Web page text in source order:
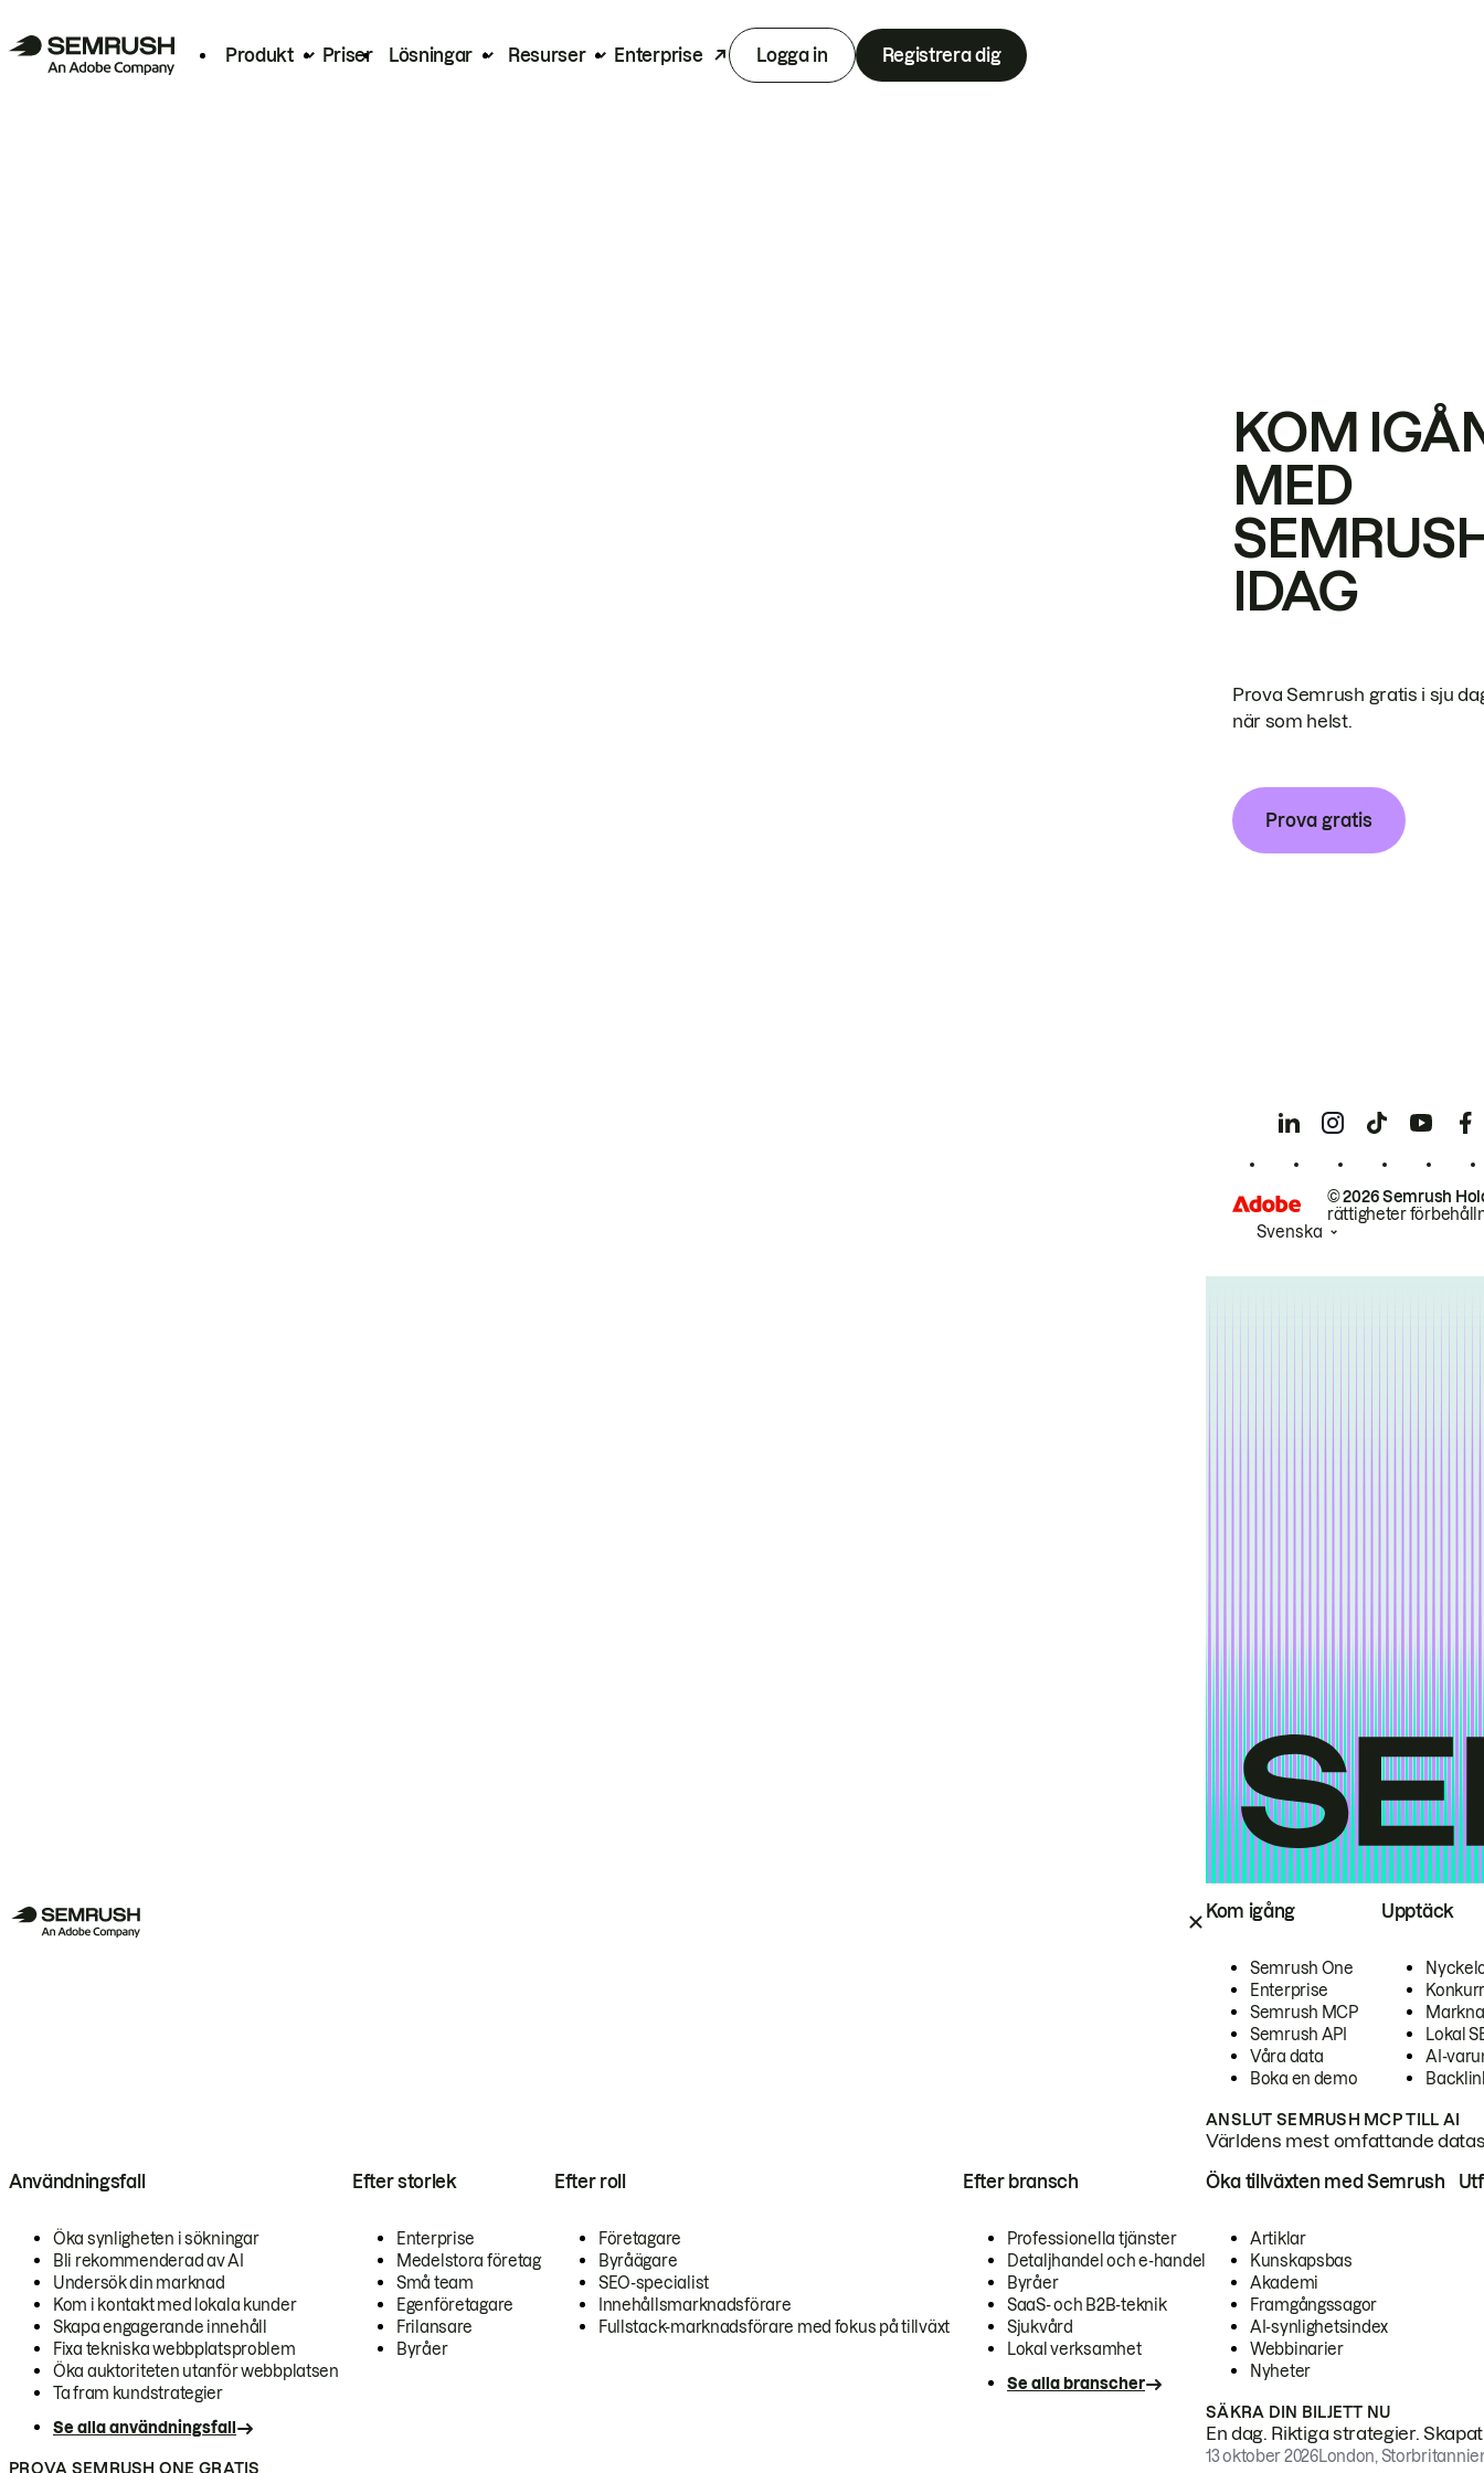
Produkt Priser Lösningar Resurser Enterprise Logga in Registrera dig
Kom igång
Semrush One
Enterprise
Semrush MCP
Semrush API
Våra data
Boka en demo
Upptäck
Lokal
AI-
ANSLUT SEMRUSH MCP TILL AI
Världens mest omfattande
Användningsfall
Öka synligheten i sökningar
Bli rekommenderad av AI
Undersök din marknad
Kom i kontakt med lokala kunder
Skapa engagerande innehåll
Fixa tekniska webbplatsproblem
Öka auktoriteten utanför webbplatsen
Ta fram kundstrategier
Se alla användningsfall
Efter storlek
Enterprise
Medelstora företag
Små team
Egenföretagare
Frilansare
Byråer
Efter roll
Företagare
Byråägare
SEO-specialist
Innehållsmarknadsförare
Fullstack-marknadsförare med fokus på tillväxt
Efter bransch
Professionella tjänster
Detaljhandel och e-handel
Byråer
SaaS- och B2B-teknik
Sjukvård
Lokal verksamhet
Se alla branscher
PROVA SEMRUSH ONE GRATIS
Öka tillväxten med Semrush
Artiklar
Kunskapsbas
Akademi
Framgångssagor
AI-synlighetsindex
Webbinarier
Nyheter
SÄKRA DIN BILJETT NU
En dag. Riktiga strategier.
13 oktober 2026London,
KOM
MED
IDAG
Prova Semrush gratis i sju
när som helst.
Prova gratis
© 2026 Semrush
rättigheter
Svenska